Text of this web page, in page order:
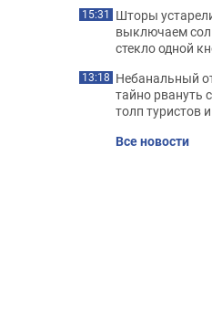
15:31 Шторы
выключаем
стекло одной
13:18 Небанальный
тайно рвануть
толп туристов
Все новости